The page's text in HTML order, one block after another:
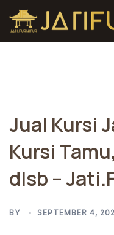
Skip
content
Jual Kursi
Kursi
dlsb –
BY SEPTEMBER 4,